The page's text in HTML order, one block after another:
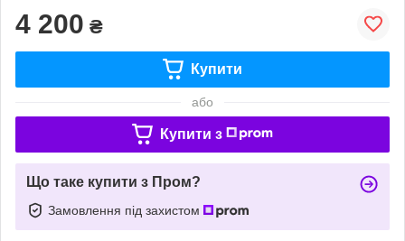
4 200 ₴
Купити
або
Купити з
Що таке купити з Пром?
Замовлення під захистом